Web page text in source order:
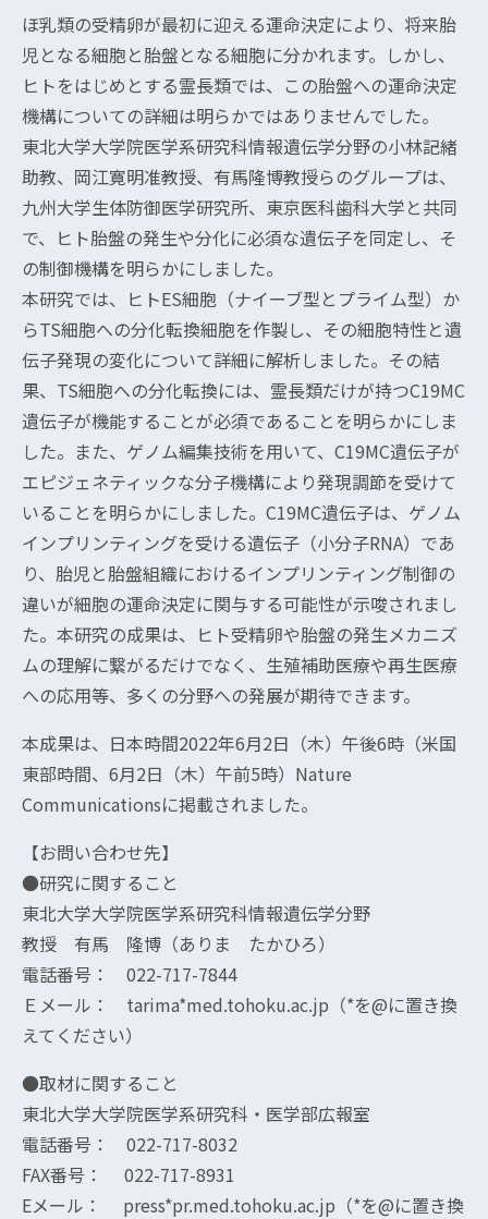
ほ乳類の受精卵が最初に迎える運命決定により、将来胎
児となる細胞と胎盤となる細胞に分かれます。しかし、
ヒトをはじめとする霊長類では、この胎盤への運命決定
機構についての詳細は明らかではありませんでした。
東北大学大学院医学系研究科情報遺伝学分野の小林記緒
助教、岡江寛明准教授、有馬隆博教授らのグループは、
九州大学生体防御医学研究所、東京医科歯科大学と共同
で、ヒト胎盤の発生や分化に必須な遺伝子を同定し、そ
の制御機構を明らかにしました。
本研究では、ヒトES細胞（ナイーブ型とプライム型）か
らTS細胞への分化転換細胞を作製し、その細胞特性と遺
伝子発現の変化について詳細に解析しました。その結
果、TS細胞への分化転換には、霊長類だけが持つC19MC
遺伝子が機能することが必須であることを明らかにしま
した。また、ゲノム編集技術を用いて、C19MC遺伝子が
エピジェネティックな分子機構により発現調節を受けて
いることを明らかにしました。C19MC遺伝子は、ゲノム
インプリンティングを受ける遺伝子（小分子RNA）であ
り、胎児と胎盤組織におけるインプリンティング制御の
違いが細胞の運命決定に関与する可能性が示唆されまし
た。本研究の成果は、ヒト受精卵や胎盤の発生メカニズ
ムの理解に繋がるだけでなく、生殖補助医療や再生医療
への応用等、多くの分野への発展が期待できます。
本成果は、日本時間2022年6月2日（木）午後6時（米国
東部時間、6月2日（木）午前5時）Nature
Communicationsに掲載されました。
【お問い合わせ先】
●研究に関すること
東北大学大学院医学系研究科情報遺伝学分野
教授 有馬 隆博（ありま たかひろ）
電話番号： 022-717-7844
Ｅメール： tarima*med.tohoku.ac.jp（*を@に置き換
えてください）
●取材に関すること
東北大学大学院医学系研究科・医学部広報室
電話番号： 022-717-8032
FAX番号： 022-717-8931
Eメール： press*pr.med.tohoku.ac.jp（*を@に置き換